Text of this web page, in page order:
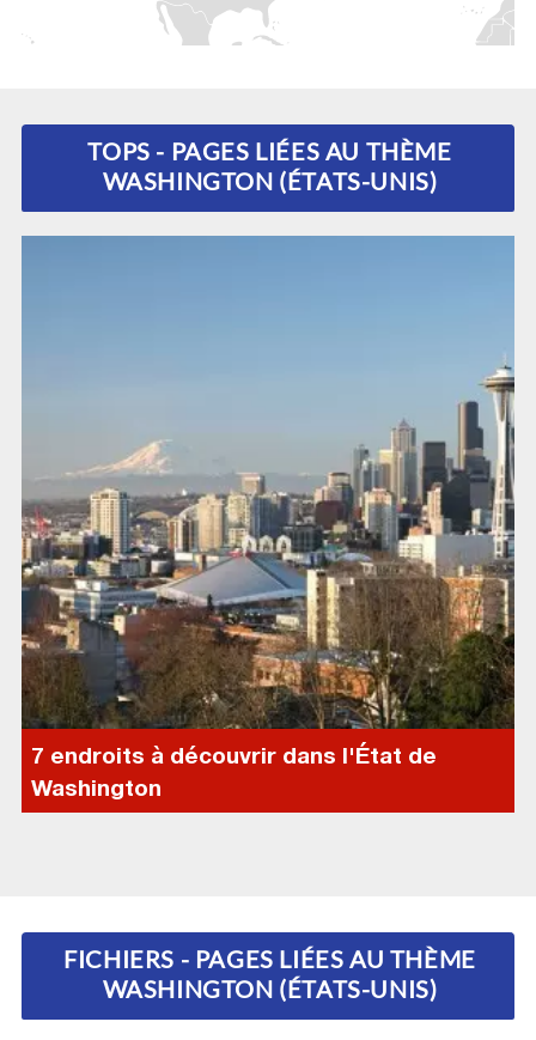
TOPS - PAGES LIÉES AU THÈME
WASHINGTON (ÉTATS-UNIS)
7 endroits à découvrir dans l'État de
Washington
FICHIERS - PAGES LIÉES AU THÈME
WASHINGTON (ÉTATS-UNIS)